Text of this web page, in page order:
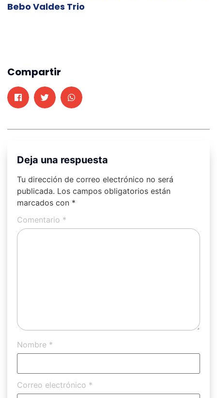
Bebo Valdes Trio
Compartir
Deja una respuesta
Tu dirección de correo electrónico no será
publicada. Los campos obligatorios están
marcados con *
Comentario *
Nombre *
Correo electrónico *